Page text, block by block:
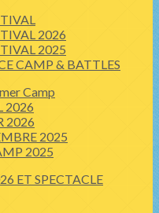
2026
2025
CAMP & BATTLES
Camp
2026
2026
2025
2025
ET SPECTACLE